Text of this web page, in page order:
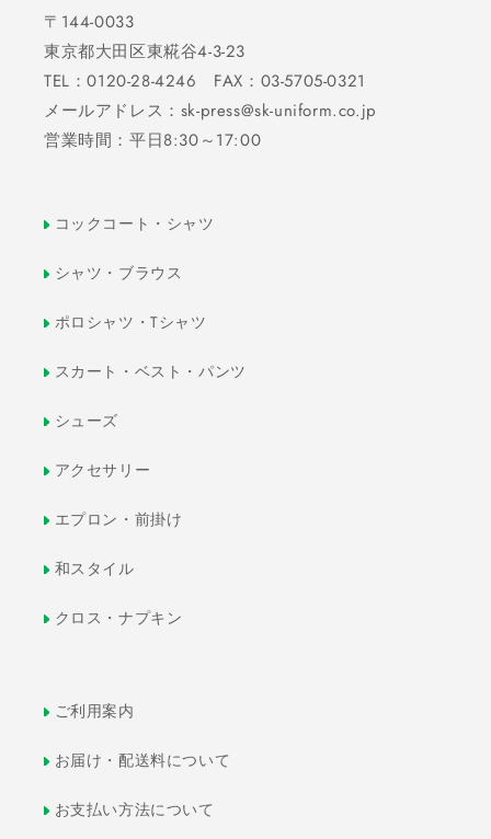
〒144-0033
東京都大田区東糀谷4-3-23
TEL：0120-28-4246 FAX：03-5705-0321
メールアドレス：sk-press@sk-uniform.co.jp
営業時間：平日8:30～17:00
コックコート・シャツ
シャツ・ブラウス
ポロシャツ・Tシャツ
スカート・ベスト・パンツ
シューズ
アクセサリー
エプロン・前掛け
和スタイル
クロス・ナプキン
ご利用案内
お届け・配送料について
お支払い方法について